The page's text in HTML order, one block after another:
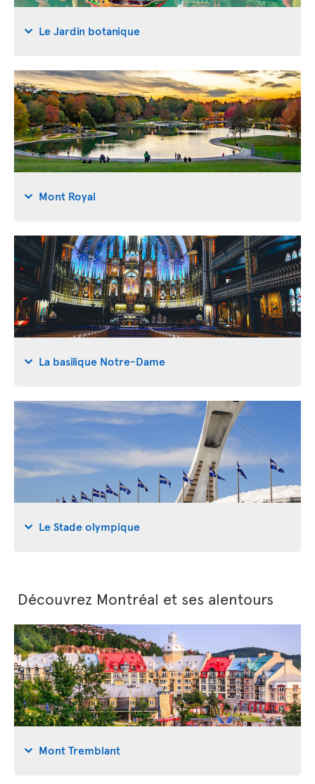
Le Jardin botanique
Mont Royal
La basilique Notre-Dame
Le Stade olympique
Découvrez Montréal et ses alentours
Mont Tremblant